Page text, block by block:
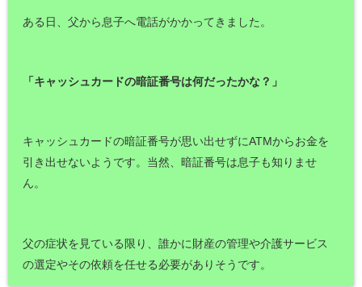
ある日、父から息子へ電話がかかってきました。
「キャッシュカードの暗証番号は何だったかな？」
キャッシュカードの暗証番号が思い出せずにATMからお金を
引き出せないようです。当然、暗証番号は息子も知りませ
ん。
父の症状を見ている限り、誰かに財産の管理や介護サービス
の選定やその依頼を任せる必要がありそうです。